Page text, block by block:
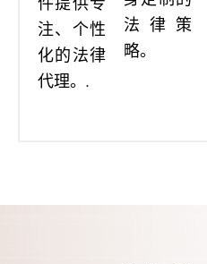
注、个性
化的法律
代理。.
法律策
略。